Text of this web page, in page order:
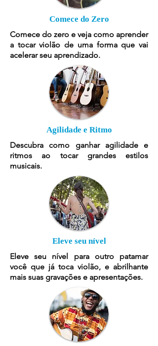
Comece do Zero
Comece do zero e veja como aprender
a tocar violão de uma forma que vai
acelerar seu aprendizado.
Agilidade e Ritmo
Descubra como ganhar agilidade e
ritmos ao tocar grandes estilos
musicais.
Eleve seu nível
Eleve seu nível para outro patamar
você que já toca violão, e abrilhante
mais suas gravações e apresentações.